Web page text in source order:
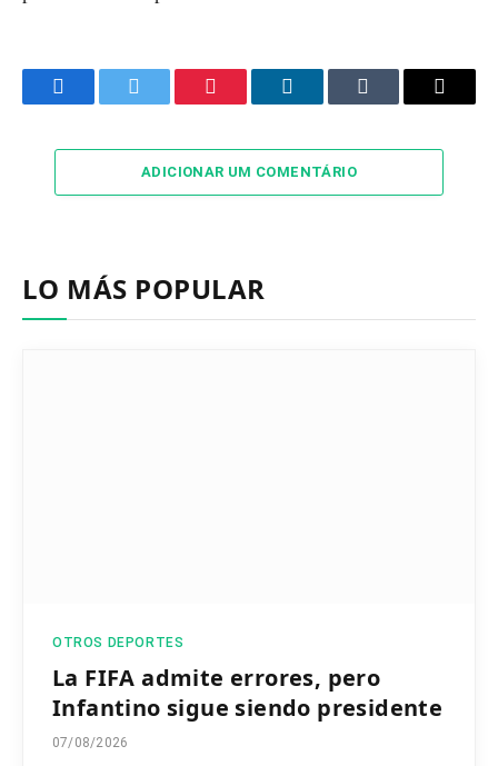
FacebookTwitter Pinterest LinkedInTumblr Email
ADICIONAR UM COMENTÁRIO
LO MÁS POPULAR
OTROS DEPORTES
La FIFA admite errores, pero
Infantino sigue siendo presidente
07/08/2026